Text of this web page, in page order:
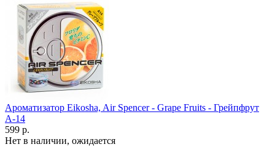
Ароматизатор Eikosha, Air Spencer - Grape Fruits - Грейпфрут
A-14
599 р.
Нет в наличии, ожидается